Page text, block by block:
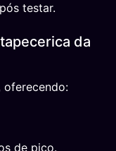
testar.
da
oferecendo:
de pico.